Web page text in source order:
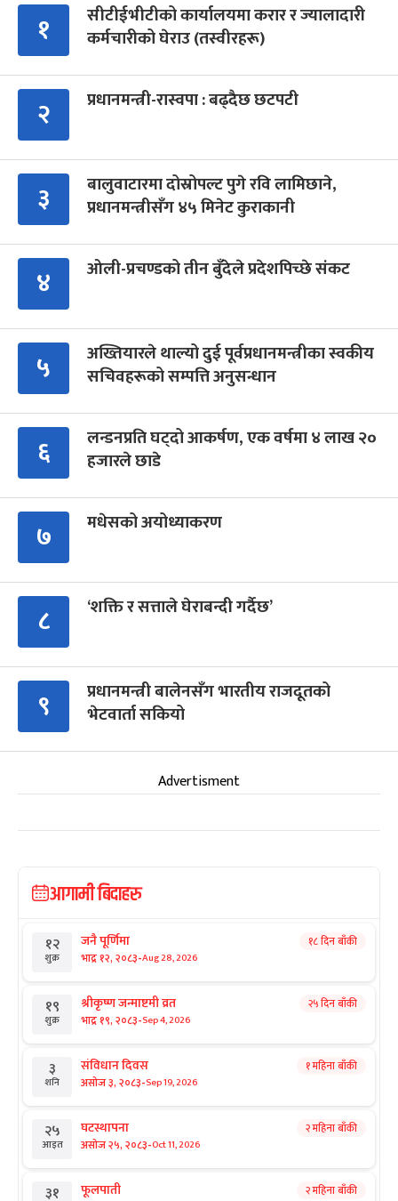
१
सीटीईभीटीको कार्यालयमा करार र ज्यालादारी
कर्मचारीको घेराउ (तस्वीरहरू)
२ प्रधानमन्त्री-रास्वपा : बढ्दैछ छटपटी
३
बालुवाटारमा दोस्रोपल्ट पुगे रवि लामिछाने,
प्रधानमन्त्रीसँग ४५ मिनेट कुराकानी
४ ओली-प्रचण्डको तीन बुँदेले प्रदेशपिच्छे संकट
५
अख्तियारले थाल्यो दुई पूर्वप्रधानमन्त्रीका स्वकीय
सचिवहरूको सम्पत्ति अनुसन्धान
६
लन्डनप्रति घट्दो आकर्षण, एक वर्षमा ४ लाख २०
हजारले छाडे
७ मधेसको अयोध्याकरण
८ ‘शक्ति र सत्ताले घेराबन्दी गर्दैछ’
९
प्रधानमन्त्री बालेनसँग भारतीय राजदूतको
भेटवार्ता सकियो
Advertisment
आगामी बिदाहरु
१२
शुक्र
जनै पूर्णिमा
भाद्र १२, २०८३-Aug 28, 2026
१८ दिन बाँकी
१९
शुक्र
श्रीकृष्ण जन्माष्टमी व्रत
भाद्र १९, २०८३-Sep 4, 2026
२५ दिन बाँकी
३
शनि
संविधान दिवस
असोज ३, २०८३-Sep 19, 2026
१ महिना बाँकी
२५
आइत
घटस्थापना
असोज २५, २०८३-Oct 11, 2026
२ महिना बाँकी
३१ फूलपाती २ महिना बाँकी